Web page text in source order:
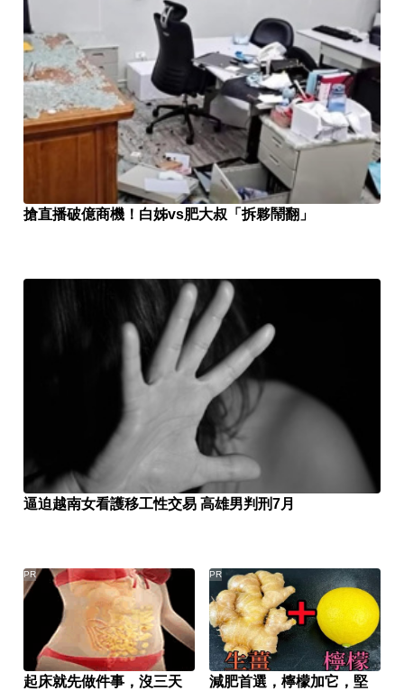
搶直播破億商機！白姊vs肥大叔「拆夥鬧翻」
逼迫越南女看護移工性交易 高雄男判刑7月
起床就先做件事，沒三天
PR
減肥首選，檸檬加它，堅
PR